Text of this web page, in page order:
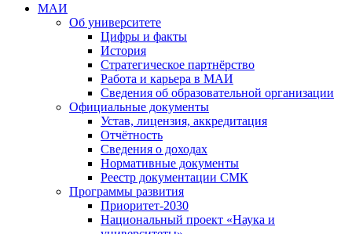
МАИ
Об университете
Цифры и факты
История
Стратегическое партнёрство
Работа и карьера в МАИ
Сведения об образовательной организации
Официальные документы
Устав, лицензия, аккредитация
Отчётность
Сведения о доходах
Нормативные документы
Реестр документации СМК
Программы развития
Приоритет-2030
Национальный проект «Наука и